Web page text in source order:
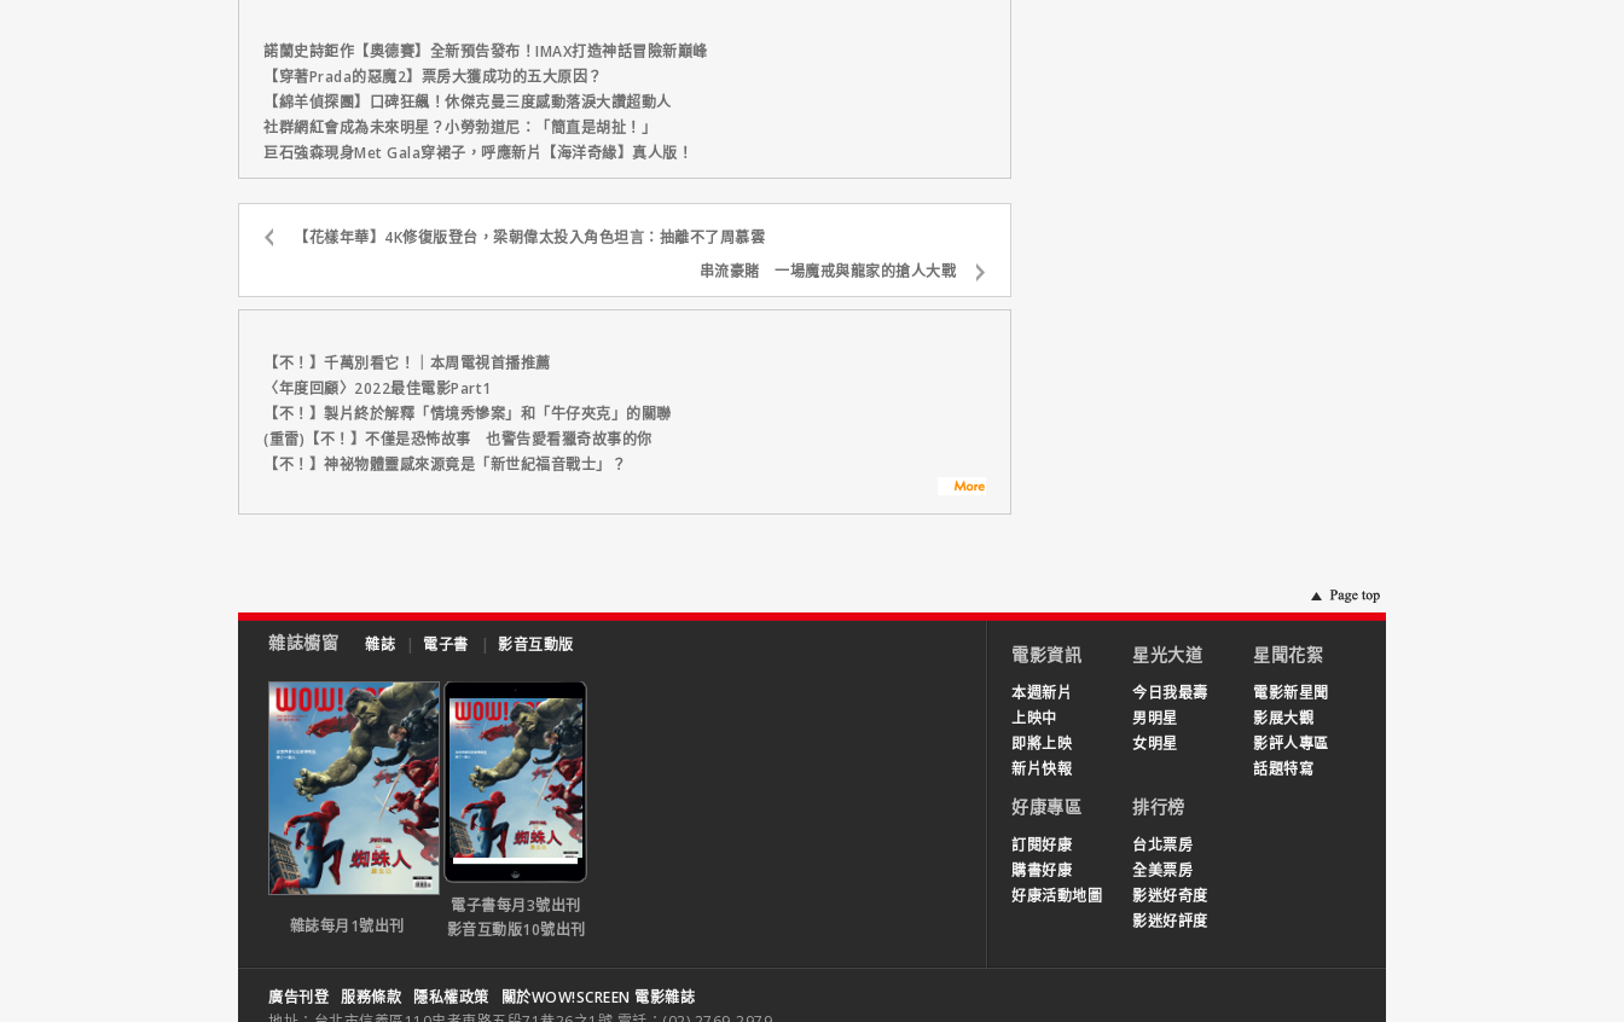
諾蘭史詩鉅作【奧德賽】全新預告發布！IMAX打造神話冒險新巔峰
【穿著Prada的惡魔2】票房大獲成功的五大原因？
【綿羊偵探團】口碑狂飆！休傑克曼三度感動落淚大讚超動人
社群網紅會成為未來明星？小勞勃道尼：「簡直是胡扯！」
巨石強森現身Met Gala穿裙子，呼應新片【海洋奇緣】真人版！
【花樣年華】4K修復版登台，梁朝偉太投入角色坦言：抽離不了周慕雲
串流豪賭 一場魔戒與龍家的搶人大戰
【不！】千萬別看它！｜本周電視首播推薦
〈年度回顧〉2022最佳電影Part1
【不！】製片終於解釋「情境秀慘案」和「牛仔夾克」的關聯
(重雷)【不！】不僅是恐怖故事 也警告愛看獵奇故事的你
【不！】神祕物體靈感來源竟是「新世紀福音戰士」？
雜誌櫥窗 雜誌 | 電子書 | 影音互動版
雜誌每月1號出刊
電子書每月3號出刊
影音互動版10號出刊
電影資訊
本週新片
上映中
即將上映
新片快報
星光大道
今日我最壽
男明星
女明星
星聞花絮
電影新星聞
影展大觀
影評人專區
話題特寫
好康專區
訂閱好康
購書好康
好康活動地圖
排行榜
台北票房
全美票房
影迷好奇度
影迷好評度
廣告刊登 服務條款 隱私權政策
關於WOW!SCREEN 電影雜誌